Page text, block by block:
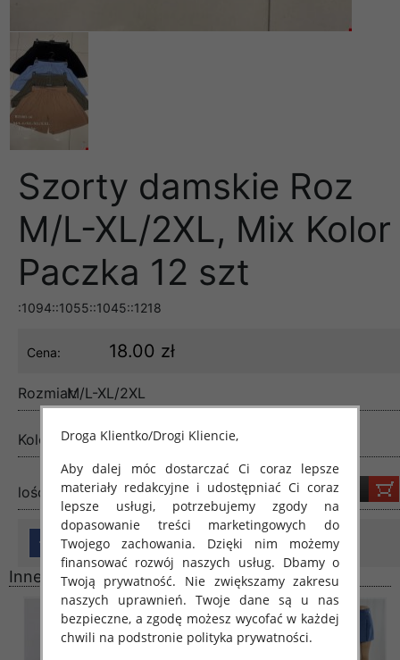
Szorty damskie Roz
M/L-XL/2XL, Mix Kolor
Paczka 12 szt
:1094::1055::1045::1218
Cena: 18.00 zł
Rozmiar:M/L-XL/2XL
Kolor: Mix color
lość:
Inne produkty
Droga Klientko/Drogi Kliencie,
Aby dalej móc dostarczać Ci coraz lepsze
materiały redakcyjne i udostępniać Ci coraz
lepsze usługi, potrzebujemy zgody na
dopasowanie treści marketingowych do
Twojego zachowania. Dzięki nim możemy
finansować rozwój naszych usług. Dbamy o
Twoją prywatność. Nie zwiększamy zakresu
naszych uprawnień. Twoje dane są u nas
bezpieczne, a zgodę możesz wycofać w każdej
chwili na podstronie polityka prywatności.